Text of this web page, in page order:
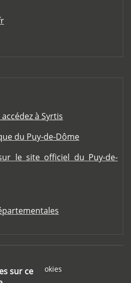
sur ce
à Syrtis
du Puy-de-Dôme
le site officiel du Puy-de-
Cookies